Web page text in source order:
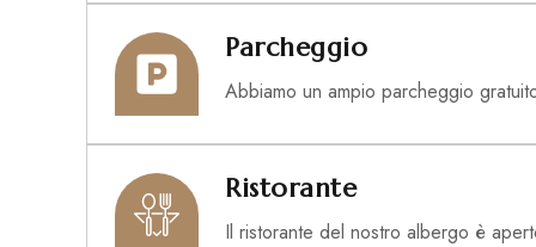
Parcheggio
Abbiamo un ampio parcheggio
Ristorante
Il ristorante del nostro albergo è